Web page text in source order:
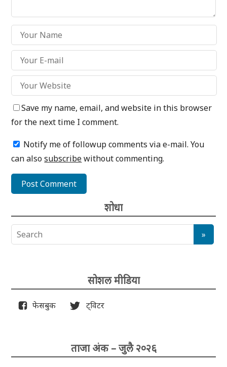
Save my name, email, and website in this browser
for the next time I comment.
Notify me of followup comments via e-mail. You
can alsosubscribewithout commenting.
शोधा
सोशल मीडिया
फेसबुक ट्विटर
ताजा अंक – जुलै २०२६